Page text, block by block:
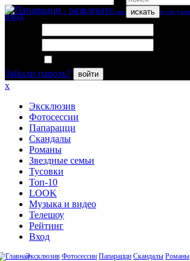
искать
вход
Забыли пароль?
войти
x
Эксклюзив
Фотосессии
Папарацци
Скандалы
Романы
Звездные семьи
Тусовки
Топ-10
LOOK
Музыка и видео
Телешоу
Рейтинг
Вход
Эксклюзив Фотосессии Папарацци Скандалы Романы